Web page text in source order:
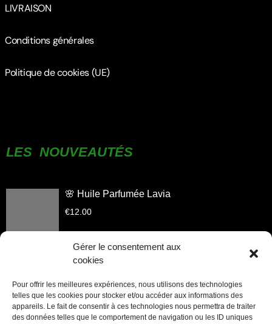
Gérer le consentement aux
cookies
Pour offrir les meilleures expériences, nous utilisons des technologies
telles que les cookies pour stocker et/ou accéder aux informations des
appareils. Le fait de consentir à ces technologies nous permettra de traiter
des données telles que le comportement de navigation ou les ID uniques
LIVRAISON
Conditions générales
Politique de cookies (UE)
LES NOUVEAUTÉS
🌸 Huile Parfumée Lavia
€12.00
Huile Parfumée Aliyah
€12.00